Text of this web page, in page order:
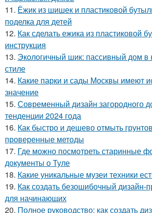
11. Ёжик из шишек и пластиковой
поделка для детей
12. Как сделать ежика из пластиковой
инструкция
13. Экологичный шик: пассивный дом в
стиле
14. Какие парки и сады Москвы имеют
значение
15. Современный дизайн загородного
тенденции 2024 года
16. Как быстро и дешево отмыть
проверенные методы
17. Где можно посмотреть старинные
документы о Туле
18. Какие уникальные музеи техники
19. Как создать безошибочный дизайн-
для начинающих
20. Полное руководство: как создать